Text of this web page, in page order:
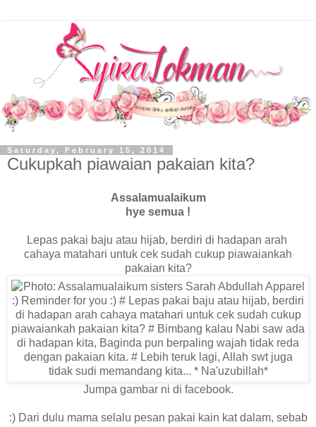
Saturday, February 15, 2014
Cukupkah piawaian pakaian kita?
Assalamualaikum
hye semua !
Lepas pakai baju atau hijab, berdiri di hadapan arah
cahaya matahari untuk cek sudah cukup piawaiankah
pakaian kita?
Jumpa gambar ni di facebook.
:) Dari dulu mama selalu pesan pakai kain kat dalam, sebab